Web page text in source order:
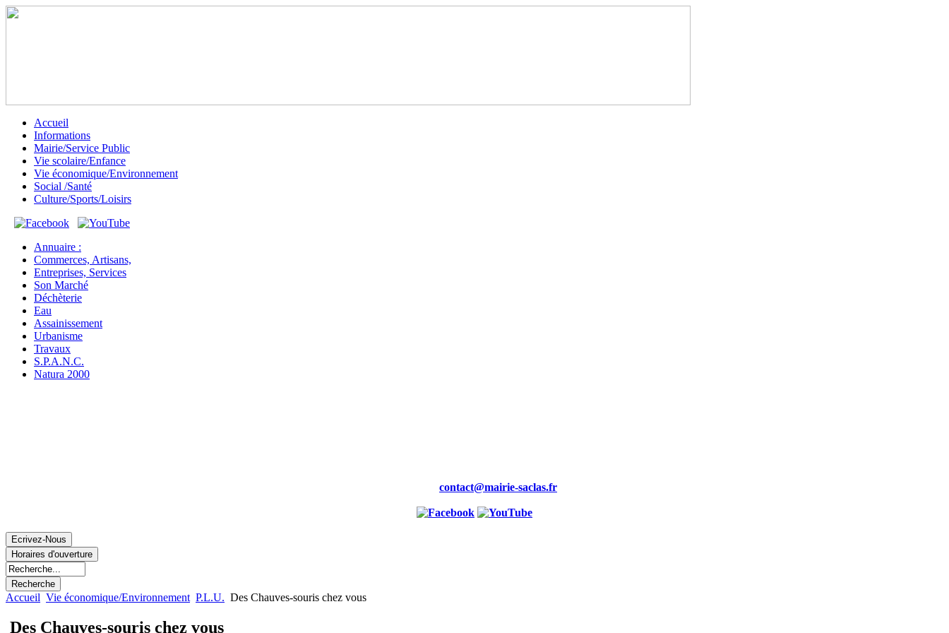
Accueil
Informations
Mairie/Service Public
Vie scolaire/Enfance
Vie économique/Environnement
Social /Santé
Culture/Sports/Loisirs
Annuaire :
Commerces, Artisans,
Entreprises, Services
Son Marché
Déchèterie
Eau
Assainissement
Urbanisme
Travaux
S.P.A.N.C.
Natura 2000
contact@mairie-saclas.fr
Accueil Vie économique/Environnement P.L.U. Des Chauves-souris chez vous
Des Chauves-souris chez vous